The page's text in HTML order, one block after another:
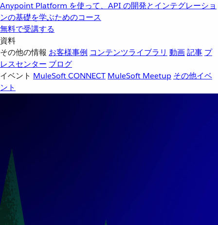
Anypoint Platform を使って、API の開発とインテグレーショ
ンの基礎を学ぶためのコース
無料で受講する
資料
その他の情報 お客様事例 コンテンツライブラリ 動画記事 プ
レスセンター ブログ
イベント MuleSoft CONNECT MuleSoft Meetup その他イベ
ント